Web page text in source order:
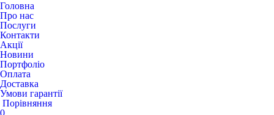
Головна
Про нас
Послуги
Контакти
Акції
Новини
Портфоліо
Оплата
Доставка
Умови гарантії
Порівняння
0